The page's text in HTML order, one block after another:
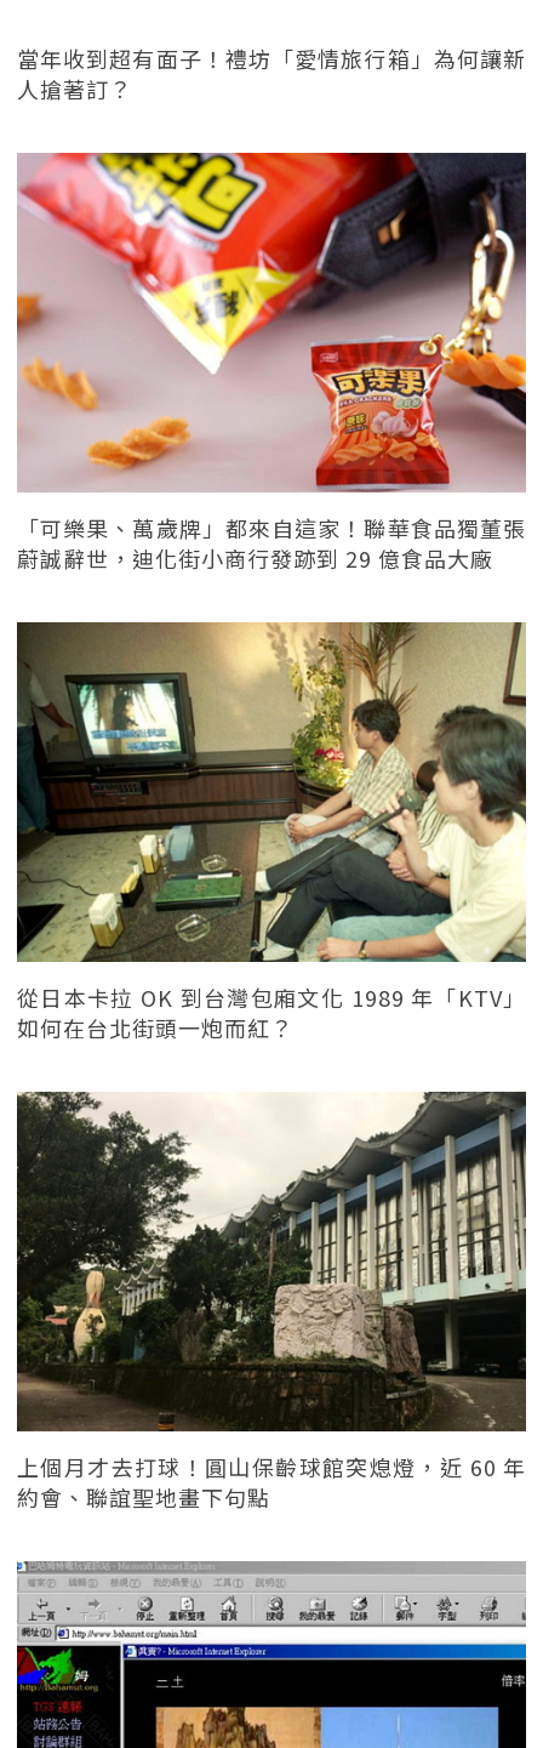
當年收到超有面子！禮坊「愛情旅行箱」為何讓新
人搶著訂？
「可樂果、萬歲牌」都來自這家！聯華食品獨董張
蔚誠辭世，迪化街小商行發跡到 29 億食品大廠
從日本卡拉 OK 到台灣包廂文化 1989 年「KTV」
如何在台北街頭一炮而紅？
上個月才去打球！圓山保齡球館突熄燈，近 60 年
約會、聯誼聖地畫下句點